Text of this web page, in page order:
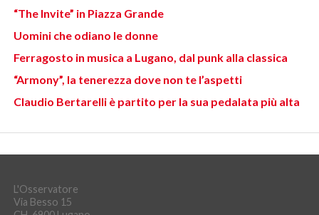
“The Invite” in Piazza Grande
Uomini che odiano le donne
Ferragosto in musica a Lugano, dal punk alla classica
“Armony”, la tenerezza dove non te l’aspetti
Claudio Bertarelli è partito per la sua pedalata più alta
L'Osservatore
Via Besso 15